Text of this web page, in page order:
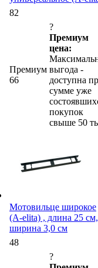
82
Премиум
66
?
Премиум
цена:
выгода -
доступна
сумме уже
покупок
свыше 50
Мотовильце широкое
(A-elita) , длина 25 см,
ширина 3,0 см
48
?